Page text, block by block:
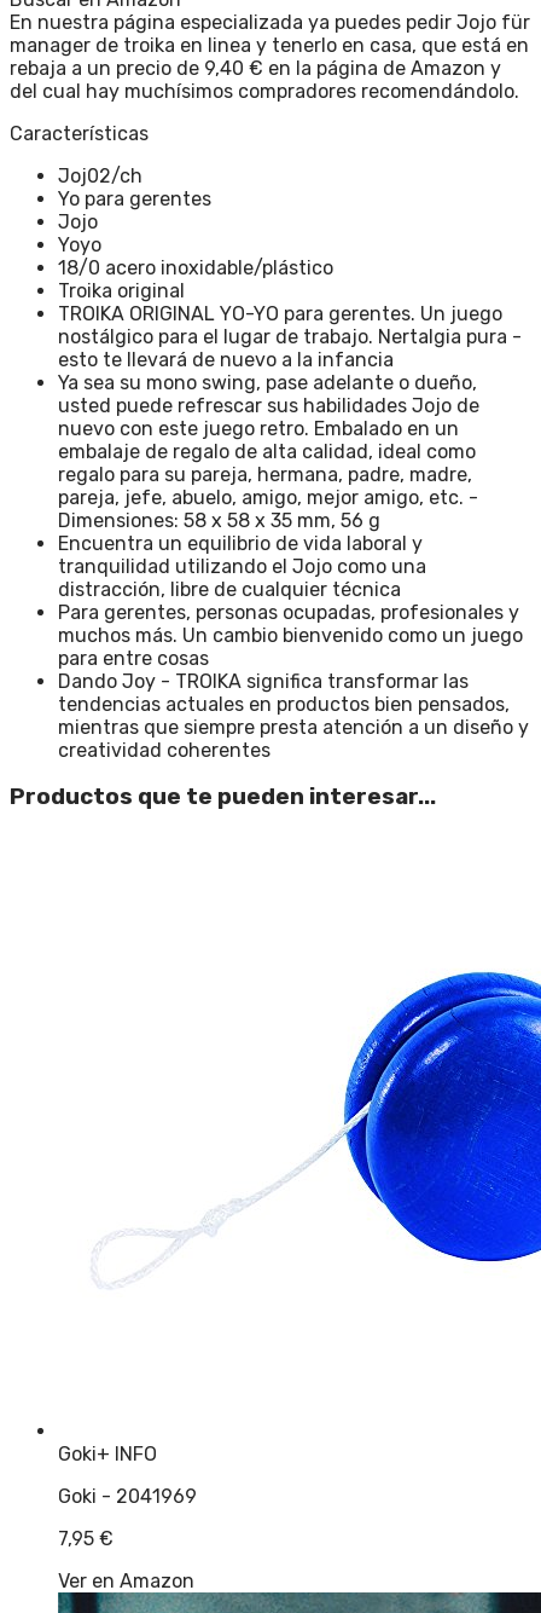
En nuestra página especializada ya puedes pedir Jojo für
manager de troika en linea y tenerlo en casa, que está en
rebaja a un precio de 9,40 € en la página de Amazon y
del cual hay muchísimos compradores recomendándolo.
Características
Joj02/ch
Yo para gerentes
Jojo
Yoyo
18/0 acero inoxidable/plástico
Troika original
TROIKA ORIGINAL YO-YO para gerentes. Un juego
nostálgico para el lugar de trabajo. Nertalgia pura -
esto te llevará de nuevo a la infancia
Ya sea su mono swing, pase adelante o dueño,
usted puede refrescar sus habilidades Jojo de
nuevo con este juego retro. Embalado en un
embalaje de regalo de alta calidad, ideal como
regalo para su pareja, hermana, padre, madre,
pareja, jefe, abuelo, amigo, mejor amigo, etc. -
Dimensiones: 58 x 58 x 35 mm, 56 g
Encuentra un equilibrio de vida laboral y
tranquilidad utilizando el Jojo como una
distracción, libre de cualquier técnica
Para gerentes, personas ocupadas, profesionales y
muchos más. Un cambio bienvenido como un juego
para entre cosas
Dando Joy - TROIKA significa transformar las
tendencias actuales en productos bien pensados,
mientras que siempre presta atención a un diseño y
creatividad coherentes
Productos que te pueden interesar...
Goki+ INFO
Goki - 2041969
7,95 €
Ver en Amazon